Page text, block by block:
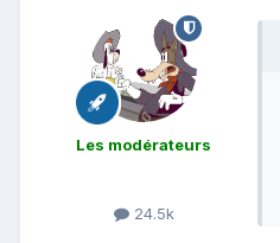
Les modérateurs
24.5k